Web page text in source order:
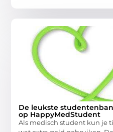
De leukste
op HappyMedStudent
Als medisch student kun je